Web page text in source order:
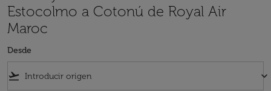
Estocolmo a Cotonú de Royal Air
Maroc
Desde
flight_takeoff keyboard_arrow_down